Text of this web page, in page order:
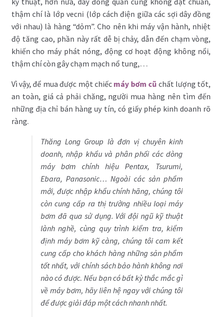
thậm chí là lớp vecni (lớp cách điện giữa các sợi dây đồng
với nhau) là hàng “dỏm”. Cho nên khi máy vận hành, nhiệt
độ tăng cao, phần này rất dễ bị chảy, dẫn đến chạm vòng,
khiến cho máy phát nóng, động cơ hoạt động không nổi,
thậm chí còn gây chạm mạch nổ tung,…
Vì vậy, để mua được một chiếc máy bơm cũ chất lượng tốt,
an toàn, giá cả phải chăng, người mua hàng nên tìm đến
những địa chỉ bán hàng uy tín, có giấy phép kinh doanh rõ
ràng.
Thăng Long Group là đơn vị chuyên kinh
doanh, nhập khẩu và phân phối các dòng
máy bơm chính hiệu Pentax, Tsurumi,
Ebara, Panasonic… Ngoài các sản phẩm
mới, được nhập khẩu chính hãng, chúng tôi
còn cung cấp ra thị trường nhiều loại máy
bơm đã qua sử dụng. Với đội ngũ kỹ thuật
lành nghề, cùng quy trình kiểm tra, kiểm
định máy bơm kỹ càng, chúng tôi cam kết
cung cấp cho khách hàng những sản phẩm
tốt nhất, với chính sách bảo hành không nơi
nào có được. Nếu bạn có bất kỳ thắc mắc gì
về máy bơm, hãy liên hệ ngay với chúng tôi
để được giải đáp một cách nhanh nhất.